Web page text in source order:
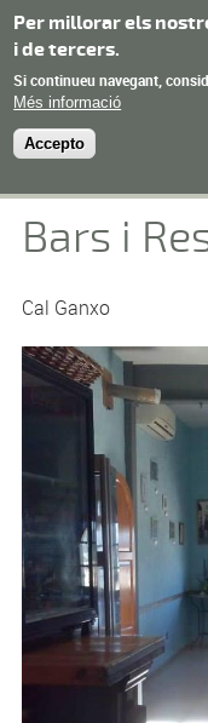
Per millorar els
i de tercers.
Si continueu navegant,
Més informació
Accepto
Vés al contingut
Bars i
Cal Ganxo